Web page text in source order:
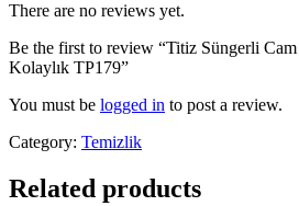
There are no reviews yet.
Be the first to review “Titiz Süngerli
Kolaylık TP179”
You must be logged in to post a review.
Category: Temizlik
Related products